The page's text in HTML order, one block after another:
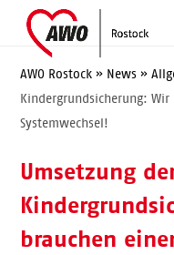
content
Open
mobile
menu
Close
mobile
menu
AWO Rostock » News »
Kindergrundsicherung:
Systemwechsel!
Umsetzung
brauchen